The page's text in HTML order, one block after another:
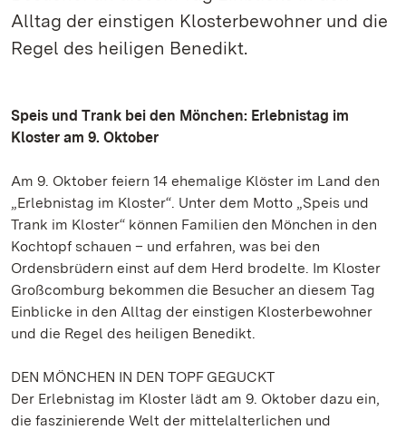
Alltag der einstigen Klosterbewohner und die
Regel des heiligen Benedikt.
Speis und Trank bei den Mönchen: Erlebnistag im
Kloster am 9. Oktober
Am 9. Oktober feiern 14 ehemalige Klöster im Land den
„Erlebnistag im Kloster“. Unter dem Motto „Speis und
Trank im Kloster“ können Familien den Mönchen in den
Kochtopf schauen – und erfahren, was bei den
Ordensbrüdern einst auf dem Herd brodelte. Im Kloster
Großcomburg bekommen die Besucher an diesem Tag
Einblicke in den Alltag der einstigen Klosterbewohner
und die Regel des heiligen Benedikt.
DEN MÖNCHEN IN DEN TOPF GEGUCKT
Der Erlebnistag im Kloster lädt am 9. Oktober dazu ein,
die faszinierende Welt der mittelalterlichen und